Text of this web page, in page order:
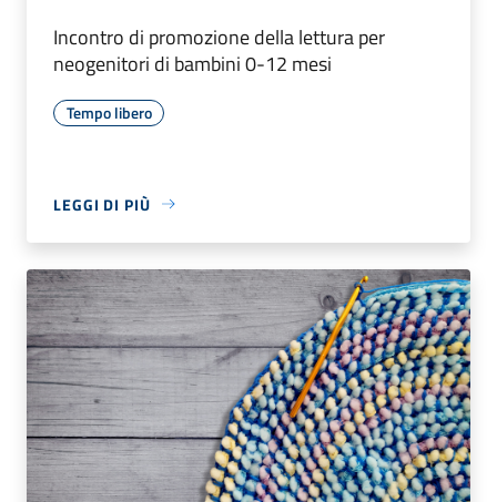
Incontro di promozione della lettura per
neogenitori di bambini 0-12 mesi
Tempo libero
LEGGI DI PIÙ